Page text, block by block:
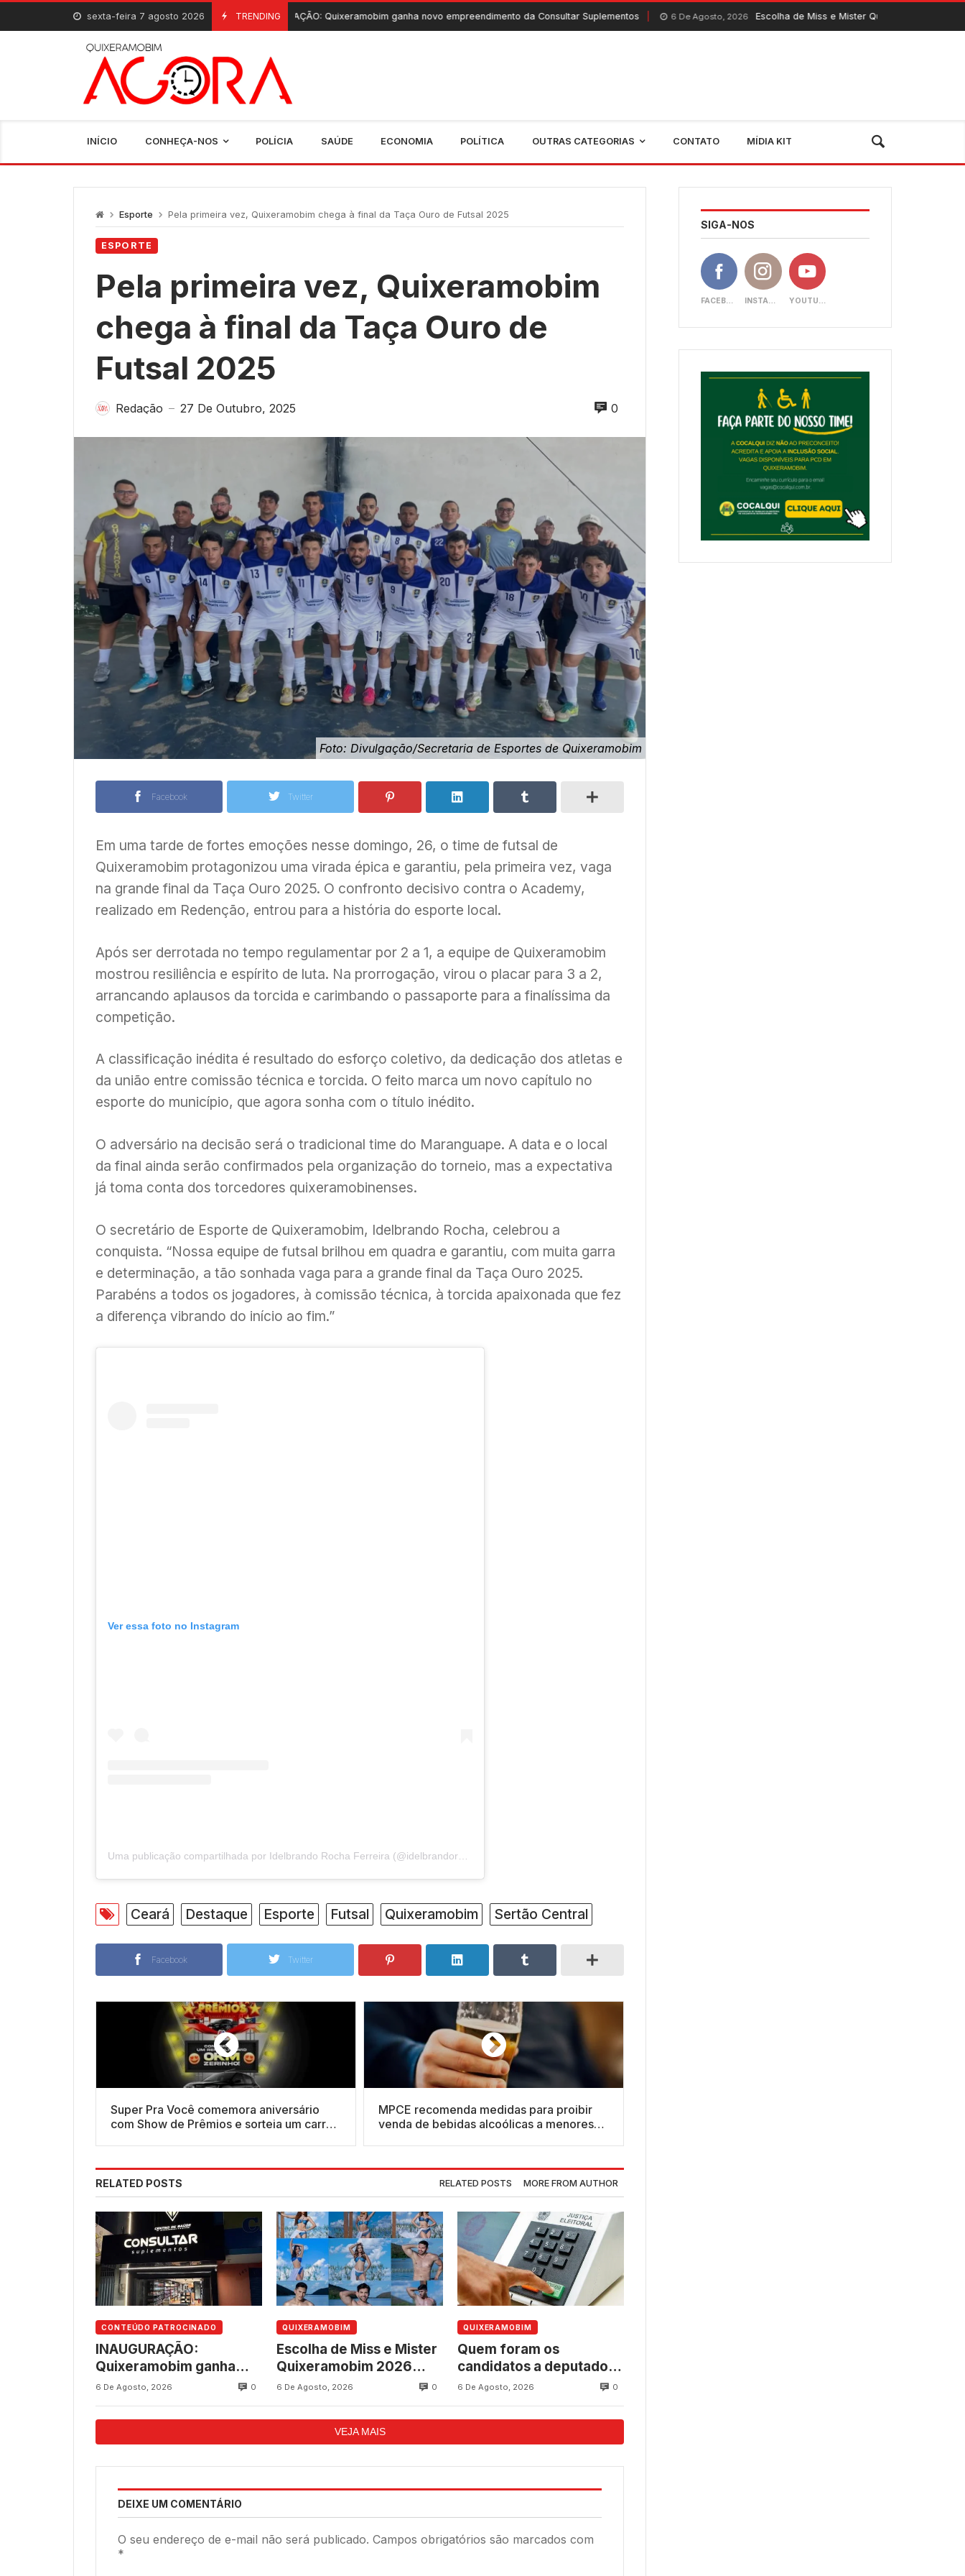
Skip
content
sexta-feira 7 agosto 2026 TRENDING
6 De Agosto, 2026 INAUGURAÇÃO: Quixeramobim ganha novo empreendimento da Consultar Suplementos 6 De Agosto, 2026 Escolha de Miss e Mister Quixeramobim 2026 acontece
INÍCIO CONHEÇA-NOS POLÍCIA SAÚDE ECONOMIA POLÍTICA OUTRAS CATEGORIAS CONTATO MÍDIA KIT
Esporte Pela primeira vez, Quixeramobim chega à final da Taça Ouro de Futsal 2025
ESPORTE
Pela primeira vez, Quixeramobim
chega à final da Taça Ouro de
Futsal 2025
Redação — 27 De Outubro, 2025 0
Foto: Divulgação/Secretaria de Esportes de Quixeramobim
Facebook Twitter
Em uma tarde de fortes emoções nesse domingo, 26, o time de futsal de
Quixeramobim protagonizou uma virada épica e garantiu, pela primeira vez, vaga
na grande final da Taça Ouro 2025. O confronto decisivo contra o Academy,
realizado em Redenção, entrou para a história do esporte local.
Após ser derrotada no tempo regulamentar por 2 a 1, a equipe de Quixeramobim
mostrou resiliência e espírito de luta. Na prorrogação, virou o placar para 3 a 2,
arrancando aplausos da torcida e carimbando o passaporte para a finalíssima da
competição.
A classificação inédita é resultado do esforço coletivo, da dedicação dos atletas e
da união entre comissão técnica e torcida. O feito marca um novo capítulo no
esporte do município, que agora sonha com o título inédito.
O adversário na decisão será o tradicional time do Maranguape. A data e o local
da final ainda serão confirmados pela organização do torneio, mas a expectativa
já toma conta dos torcedores quixeramobinenses.
O secretário de Esporte de Quixeramobim, Idelbrando Rocha, celebrou a
conquista. “Nossa equipe de futsal brilhou em quadra e garantiu, com muita garra
e determinação, a tão sonhada vaga para a grande final da Taça Ouro 2025.
Parabéns a todos os jogadores, à comissão técnica, à torcida apaixonada que fez
a diferença vibrando do início ao fim.”
Ver essa foto no Instagram
Ceará Destaque Esporte Futsal Quixeramobim Sertão Central
Facebook Twitter
Super Pra Você comemora aniversário
com Show de Prêmios e sorteia um carro
MPCE recomenda medidas para proibir
venda de bebidas alcoólicas a menores
RELATED POSTS RELATED POSTS MORE FROM AUTHOR
CONTEÚDO PATROCINADO
INAUGURAÇÃO:
Quixeramobim ganha
novo empreendimento
Suplementos
6 De Agosto, 2026 0
QUIXERAMOBIM
Escolha de Miss e Mister
Quixeramobim 2026
acontece neste sábado,
237 anos do município
6 De Agosto, 2026 0
QUIXERAMOBIM
Quem foram os
candidatos a deputado
federal mais votados em
eleições de 2022?
6 De Agosto, 2026 0
VEJA MAIS
DEIXE UM COMENTÁRIO
O seu endereço de e-mail não será publicado. Campos obrigatórios são marcados com
*
SIGA-NOS
FACEBOOK INSTAGRAM YOUTUBE